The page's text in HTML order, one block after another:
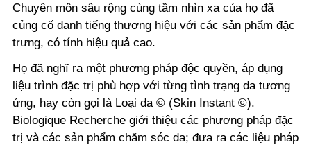
Chuyên môn sâu rộng cùng tầm nhìn xa của họ đã
củng cố danh tiếng thương hiệu với các sản phẩm đặc
trưng, có tính hiệu quả cao.
Họ đã nghĩ ra một phương pháp độc quyền, áp dụng
liệu trình đặc trị phù hợp với từng tình trạng da tương
ứng, hay còn gọi là Loại da © (Skin Instant ©).
Biologique Recherche giới thiệu các phương pháp đặc
trị và các sản phẩm chăm sóc da; đưa ra các liệu pháp